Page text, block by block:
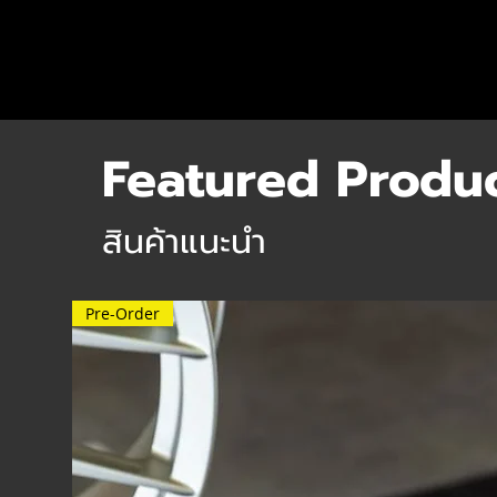
Featured
สินค้าแนะนำ
Pre-Order